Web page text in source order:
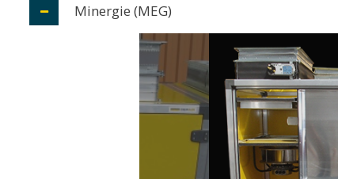
Minergie (MEG)